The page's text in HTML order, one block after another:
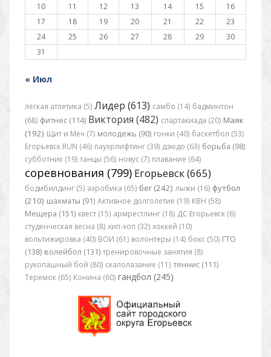
10
11 12 13 14 15
16
17
18 19 20 21 22
23
24
25 26 27 28 29
30
31
« Июл
лёгкая атлетика (5) Лидер (613) самбо (14) бадминтон
(68) фитнес (114) Виктория (482) спартакиада (20) Маяк
(192) Щит и Меч (7) молодежь (90) гонки (40) баскетбол (53)
Егорьевск RUN (46) пауэрлифтинг (39) дзюдо (63) борьба (98)
субботник (19) танцы (56) новус (7) плавание (64)
соревнования (799) Егорьевск (665)
бодибилдинг (5) аэробика (65) бег (242) лыжи (16) футбол
(210) шахматы (91) Активное долголетие (19) КВН (58)
Мещера (151) квест (15) армрестлинг (18) ДС Егорьевск (6)
студенческая весна (8) хип-хоп (32) хоккей (10)
вольтижировка (40) ВОИ (61) волонтеры (14) бокс (50) ГТО
(138) волейбол (131) тренировочные занятия (8)
рукопашный бой (80) скалолазание (11) теннис (111)
Теремок (65) Конина (60) гандбол (245)